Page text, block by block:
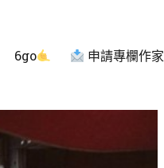
6go 申請專欄作家